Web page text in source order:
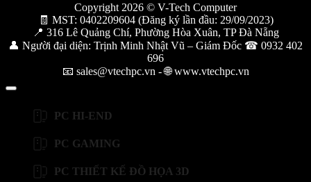
Copyright 2026 © V-Tech Computer
🧾 MST: 0402209604 (Đăng ký lần đầu: 29/09/2023)
📍 316 Lê Quảng Chí, Phường Hòa Xuân, TP Đà Nẵng
👤 Người đại diện: Trịnh Minh Nhật Vũ – Giám Đốc ☎ 0932 402
696
📧 sales@vtechpc.vn - 🌐 www.vtechpc.vn
PC HI-END
PC GAMING
PC THIẾT KẾ ĐỒ HỌA 3D